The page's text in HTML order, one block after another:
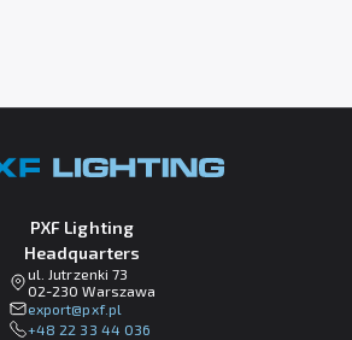
PXF Lighting
Headquarters
ul. Jutrzenki 73
02-230 Warszawa
lp.fxp@tropxe
+48 22 33 44 036